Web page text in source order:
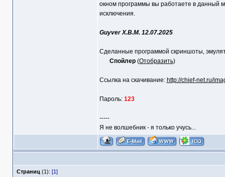
окном программы вы работаете в данный
исключения.
Guyver X.B.M. 12.07.2025
Сделанные программой скриншоты,
Спойлер (Отобразить)
Ссылка на скачивание: http://chief-net.ru/
Пароль: 123
-----
Я не волшебник - я только учусь...
Страниц (1): [1]